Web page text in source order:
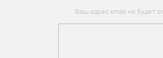
Ваш адрес email не будет